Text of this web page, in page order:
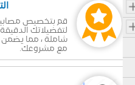
شاملة ، مما يضمن
مع مشروعك.